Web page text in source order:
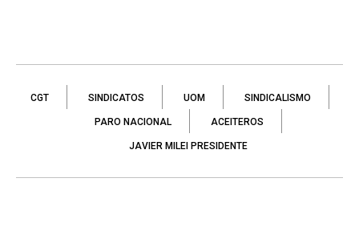
CGT SINDICATOS UOM SINDICALISMO
PARO NACIONAL ACEITEROS
JAVIER MILEI PRESIDENTE